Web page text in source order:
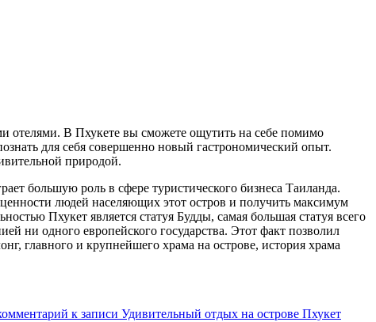
отелями. В Пхукете вы сможете ощутить на себе помимо
для себя совершенно новый гастрономический опыт.
природой.
большую роль в сфере туристического бизнеса Таиланда.
людей населяющих этот остров и получить максимум
Пхукет является статуя Будды, самая большая статуя всего
ни одного европейского государства. Этот факт позволил
главного и крупнейшего храма на острове, история храма
к записи Удивительный отдых на острове Пхукет